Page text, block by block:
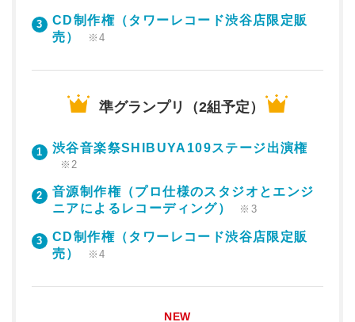
3
CD制作権（タワーレコード渋谷店限定販
売）
※4
準グランプリ（2組予定）
1 渋谷音楽祭SHIBUYA109ステージ出演権
※2
2
音源制作権（プロ仕様のスタジオとエンジ
ニアによるレコーディング）
※3
3
CD制作権（タワーレコード渋谷店限定販
売）
※4
NEW